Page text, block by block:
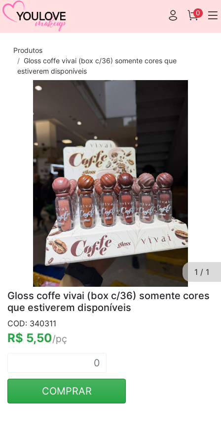
0
Produtos
Gloss coffe vivai (box c/36) somente cores que
estiverem disponíveis
1 / 1
Gloss coffe vivai (box c/36) somente cores
que estiverem disponíveis
COD: 340311
R$ 5,50/pç
COMPRAR